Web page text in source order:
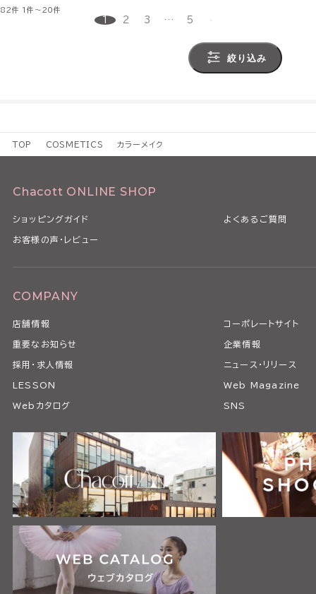
82件 1件～20件
1 2 3 … 5
絞り込み
TOP COSMETICS カラーメイク
Chacott ONLINE SHOP
ショッピングガイド よくあるご質問
お客様の声・レビュー
COMPANY
店舗情報 コーポレートサイト
重要なお知らせ 企業情報
採用・求人情報 ニュース・リリース
LESSON Web Magazine
Webカタログ SNS